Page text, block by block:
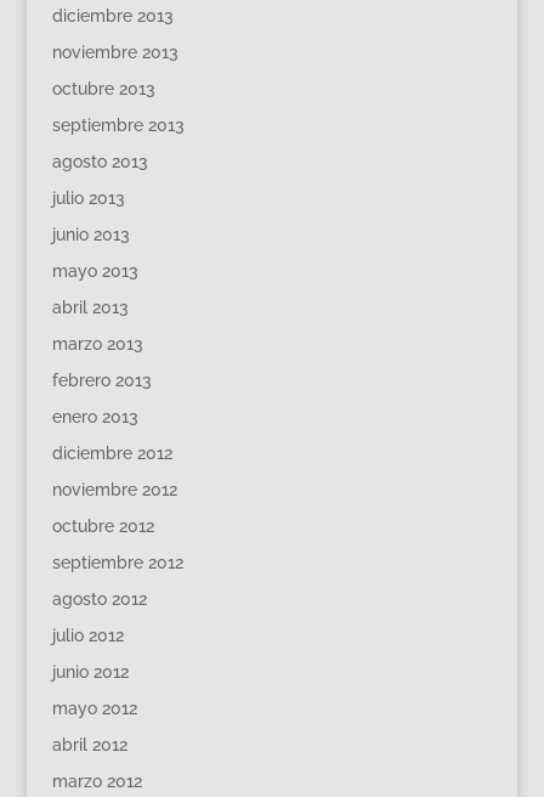
diciembre 2013
noviembre 2013
octubre 2013
septiembre 2013
agosto 2013
julio 2013
junio 2013
mayo 2013
abril 2013
marzo 2013
febrero 2013
enero 2013
diciembre 2012
noviembre 2012
octubre 2012
septiembre 2012
agosto 2012
julio 2012
junio 2012
mayo 2012
abril 2012
marzo 2012